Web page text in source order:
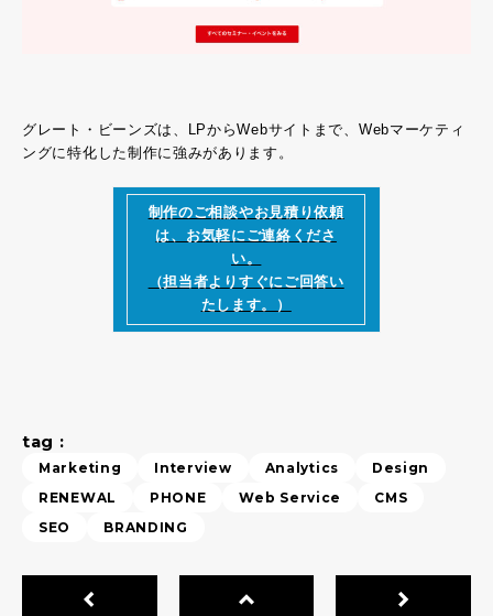
グレート・ビーンズは、LPからWebサイトまで、Webマーケティ
ングに特化した制作に強みがあります。
制作のご相談やお見積り依頼
は、お気軽にご連絡くださ
い。
（担当者よりすぐにご回答い
たします。）
tag :
Marketing Interview Analytics
Design
RENEWAL
PHONE Web Service
CMS
SEO
BRANDING